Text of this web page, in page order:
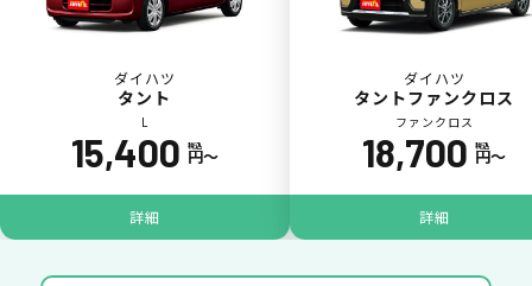
ガラス破損
ダイハツ
タント
L
15,400 税込
円〜
詳細
ダイハツ
タントファンクロス
ファンクロス
18,700 税込
円〜
詳細